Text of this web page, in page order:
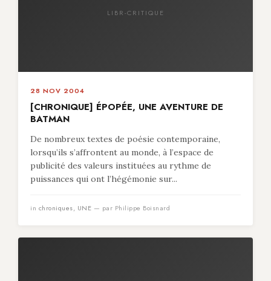
LIBR-CRITIQUE
28 NOV 2004
[CHRONIQUE] ÉPOPÉE, UNE AVENTURE DE
BATMAN
De nombreux textes de poésie contemporaine,
lorsqu’ils s’affrontent au monde, à l’espace de
publicité des valeurs instituées au rythme de
puissances qui ont l’hégémonie sur...
in chroniques, UNE — par Philippe Boisnard